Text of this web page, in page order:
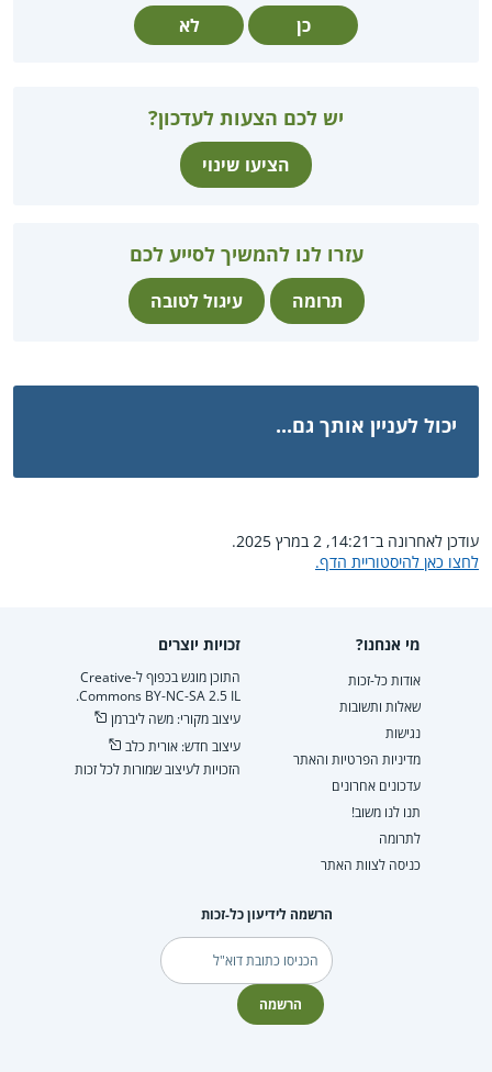
כן לא
יש לכם הצעות לעדכון?
הציעו שינוי
עזרו לנו להמשיך לסייע לכם
תרומה עיגול לטובה
יכול לעניין אותך גם...
עודכן לאחרונה ב־14:21, 2 במרץ 2025.
לחצו כאן להיסטוריית הדף.
מי אנחנו?
אודות כל-זכות
שאלות ותשובות
נגישות
מדיניות הפרטיות והאתר
עדכונים אחרונים
תנו לנו משוב!
לתרומה
כניסה לצוות האתר
זכויות יוצרים
התוכן מוגש בכפוף ל-Creative
Commons BY-NC-SA 2.5 IL.
עיצוב מקורי: משה ליברמן
עיצוב חדש: אורית כלב
הזכויות לעיצוב שמורות לכל זכות
הרשמה לידיעון כל-זכות
דוא"ל
הרשמה